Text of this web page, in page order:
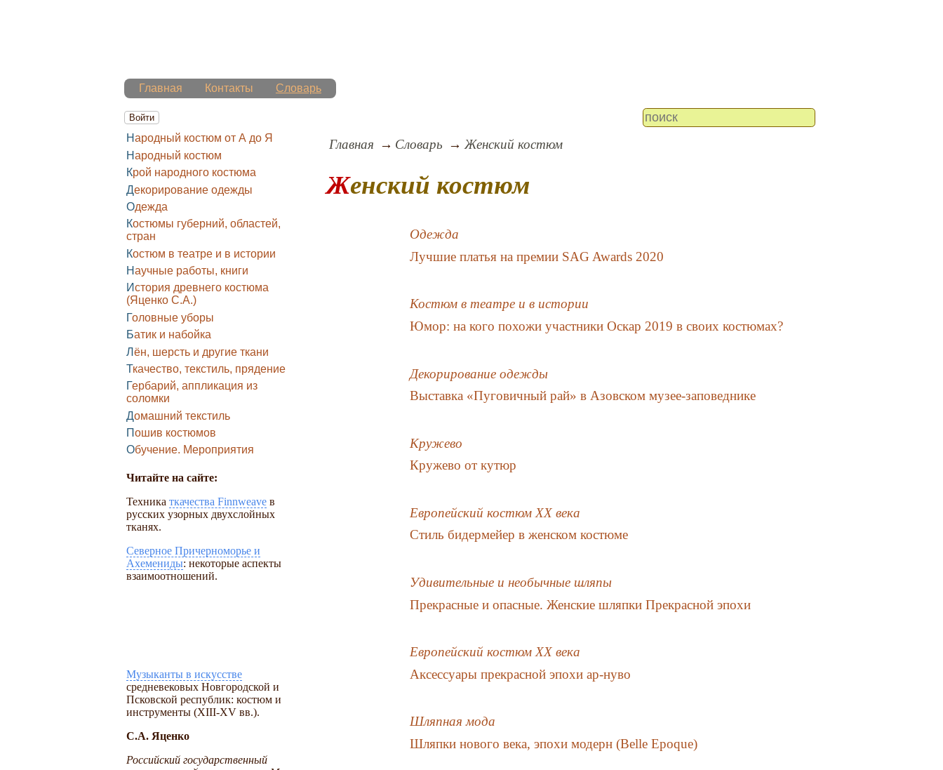
Главная Контакты Словарь
Войти
Народный костюм от А до Я
Народный костюм
Крой народного костюма
Декорирование одежды
Одежда
Костюмы губерний, областей,
стран
Костюм в театре и в истории
Научные работы, книги
История древнего костюма
(Яценко С.А.)
Головные уборы
Батик и набойка
Лён, шерсть и другие ткани
Ткачество, текстиль, прядение
Гербарий, аппликация из
соломки
Домашний текстиль
Пошив костюмов
Обучение. Мероприятия
Читайте на сайте:
Техника ткачества Finnweave в
русских узорных двухслойных
тканях.
Северное Причерноморье и
Ахемениды: некоторые аспекты
взаимоотношений.
Музыканты в искусстве
средневековых Новгородской и
Псковской республик: костюм и
инструменты (XIII-XV вв.).
С.А. Яценко
Российский государственный
Главная Словарь Женский костюм
Женский костюм
Одежда
Лучшие платья на премии SAG Awards 2020
Костюм в театре и в истории
Юмор: на кого похожи участники Оскар 2019 в своих костюмах?
Декорирование одежды
Выставка «Пуговичный рай» в Азовском музее-заповеднике
Кружево
Кружево от кутюр
Европейский костюм XX века
Стиль бидермейер в женском костюме
Удивительные и необычные шляпы
Прекрасные и опасные. Женские шляпки Прекрасной эпохи
Европейский костюм XX века
Аксессуары прекрасной эпохи ар-нуво
Шляпная мода
Шляпки нового века, эпохи модерн (Belle Epoque)